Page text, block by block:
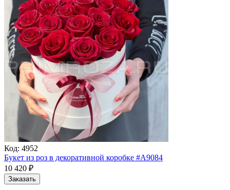
Код: 4952
Букет из роз в декоративной коробке #A9084
10 420 ₽
Заказать